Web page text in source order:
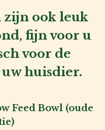
zijn ook leuk
fijn voor u
voor de
huisdier.
Feed Bowl (oude